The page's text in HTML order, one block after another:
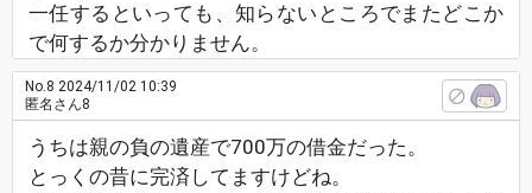
一任するといっても、知らないところでまたどこか
で何するか分かりません。
No.8 2024/11/02 10:39
匿名さん8
うちは親の負の遺産で700万の借金だった。
とっくの昔に完済してますけどね。